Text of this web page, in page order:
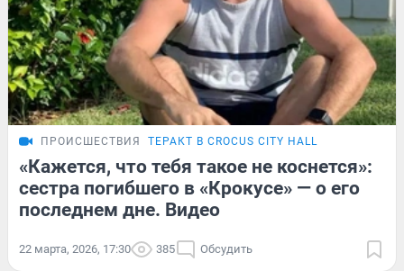
ПРОИСШЕСТВИЯ ТЕРАКТ В CROCUS CITY HALL
«Кажется, что тебя такое не коснется»:
сестра погибшего в «Крокусе» — о его
последнем дне. Видео
22 марта, 2026, 17:30 385 Обсудить